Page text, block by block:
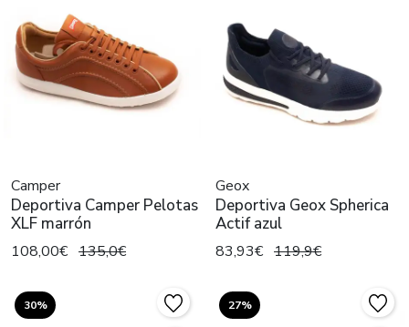
Camper
Deportiva Camper Pelotas
XLF marrón
108,00€ 135,0€
Geox
Deportiva Geox Spherica
Actif azul
83,93€ 119,9€
30% 27%